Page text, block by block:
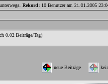
Rekord:10 Benutzer am 21.01.2005
0.02 Beiträge/Tag)
neue Beiträge